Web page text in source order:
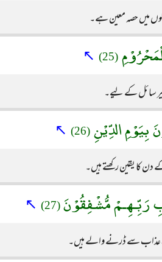
میں حصہ معین ہے۔
(25)
↖
سائل کے لیے۔
بِيَوْمِ الدِّيْنِ(26)
↖
دن کا یقین رکھتے ہیں۔
رَبِّـهِـمْ مُّشْفِقُوْنَ(27)
↖
عذاب سے ڈرنے والے ہیں۔